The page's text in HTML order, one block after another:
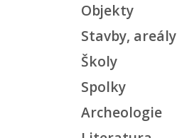
Objekty
Stavby, areály
Školy
Spolky
Archeologie